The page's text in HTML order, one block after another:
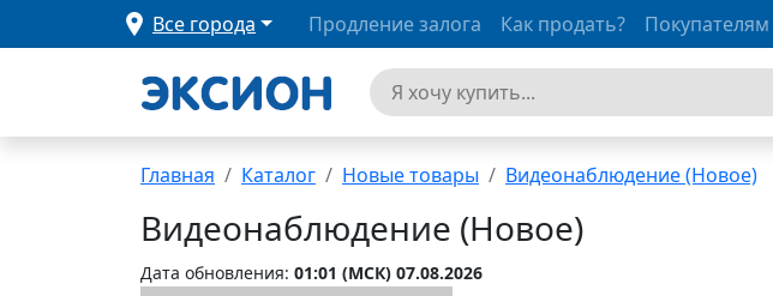
Все города Продление залога Как продать? Покупателям
Главная Каталог Новые товары Видеонаблюдение (Новое)
Видеонаблюдение (Новое)
Дата обновления: 01:01 (MCК) 07.08.2026